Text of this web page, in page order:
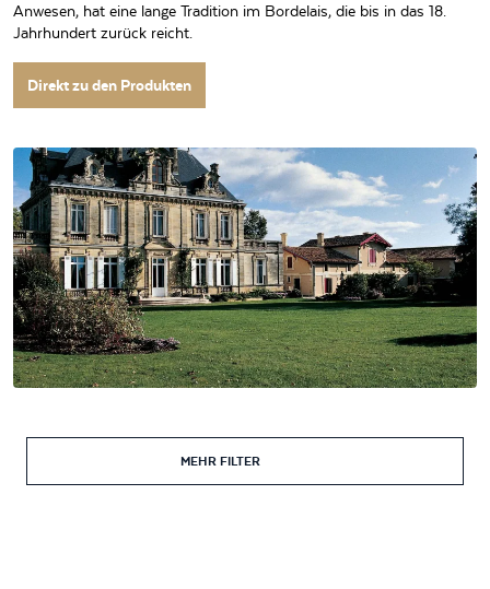
Anwesen, hat eine lange Tradition im Bordelais, die bis in das 18.
Jahrhundert zurück reicht.
Direkt zu den Produkten
MEHR FILTER